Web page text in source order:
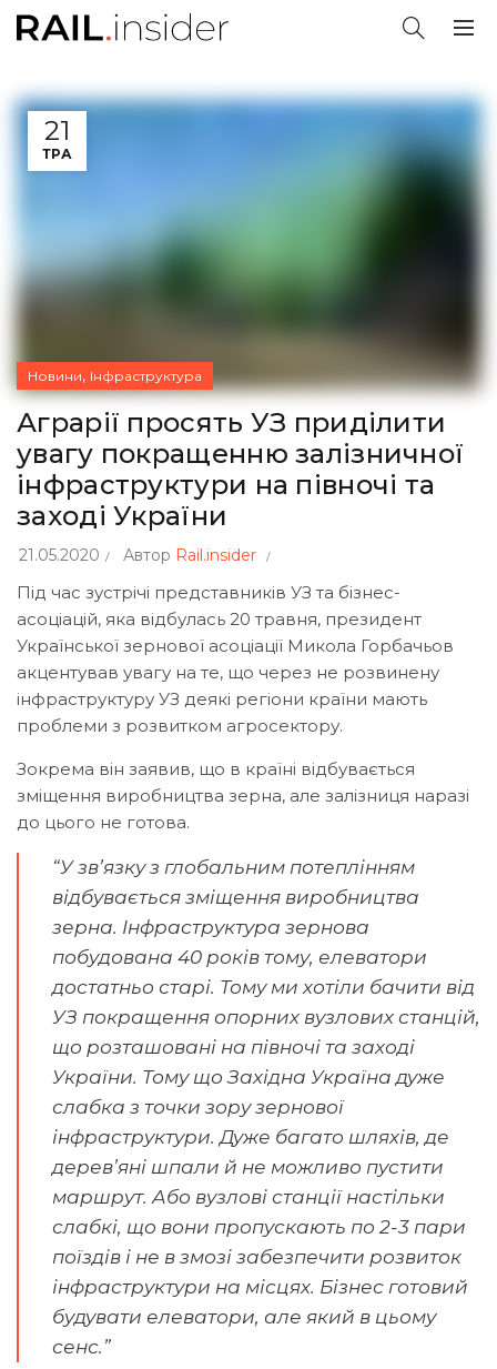
21
ТРА
Новини, Інфраструктура
Аграрії просять УЗ приділити
увагу покращенню залізничної
інфраструктури на півночі та
заході України
21.05.2020 Автор Rail.insider
Під час зустрічі представників УЗ та бізнес-
асоціацій, яка відбулась 20 травня, президент
Української зернової асоціації Микола Горбачьов
акцентував увагу на те, що через не розвинену
інфраструктуру УЗ деякі регіони країни мають
проблеми з розвитком агросектору.
Зокрема він заявив, що в країні відбувається
зміщення виробництва зерна, але залізниця наразі
до цього не готова.
“У зв’язку з глобальним потеплінням
відбувається зміщення виробництва
зерна. Інфраструктура зернова
побудована 40 років тому, елеватори
достатньо старі. Тому ми хотіли бачити від
УЗ покращення опорних вузлових станцій,
що розташовані на півночі та заході
України. Тому що Західна Україна дуже
слабка з точки зору зернової
інфраструктури. Дуже багато шляхів, де
дерев’яні шпали й не можливо пустити
маршрут. Або вузлові станції настільки
слабкі, що вони пропускають по 2-3 пари
поїздів і не в змозі забезпечити розвиток
інфраструктури на місцях. Бізнес готовий
будувати елеватори, але який в цьому
сенс.”